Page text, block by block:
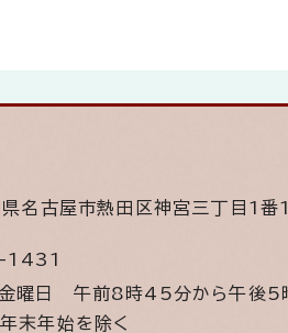
県名古屋市熱田区神宮三丁目1番
金曜日 午前8時45分から午後5
年末年始を除く